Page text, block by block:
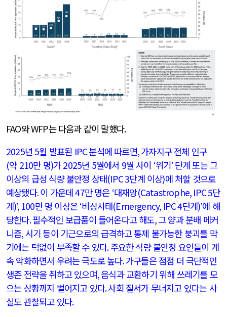
FAO와WFP는 다음과 같이 말했다.
2025년 5월 발표된 IPC분석에 따르면,가자지구 전체 인구
(약 210만 명)가2025년 5월에서 9월 사이 ‘위기’ 단계 또는 그
이상의 급성 식량 불안정 상태(IPC 3단계 이상)에 처할 것으로
예상됐다.이 가운데47만 명은 ‘대재앙(Catastrophe, IPC 5단
계)’, 100만 명 이상은‘비상사태(Emergency, IPC 4단계)’에 해
당한다.필수적인 보급품이 들어온다고 해도,그 양과 분배 메커
니즘,시기 등이 기근으로의 급격하고 통제 불가능한 붕괴를 막
기에는 턱없이 부족할 수 있다.주요한 식량 불안정 요인들이 계
속 악화하면서 우려는 극도로 높다.가구들은 점점 더 극단적인
생존 전략을 취하고 있으며,음식과 교환하기 위해 쓰레기를 모
으는 상황까지 벌어지고 있다.사회 질서가 무너지고 있다는 사
실도 관찰되고 있다.